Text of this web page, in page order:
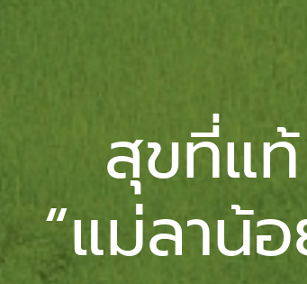
สุขที่แท้
“แม่ลาน้